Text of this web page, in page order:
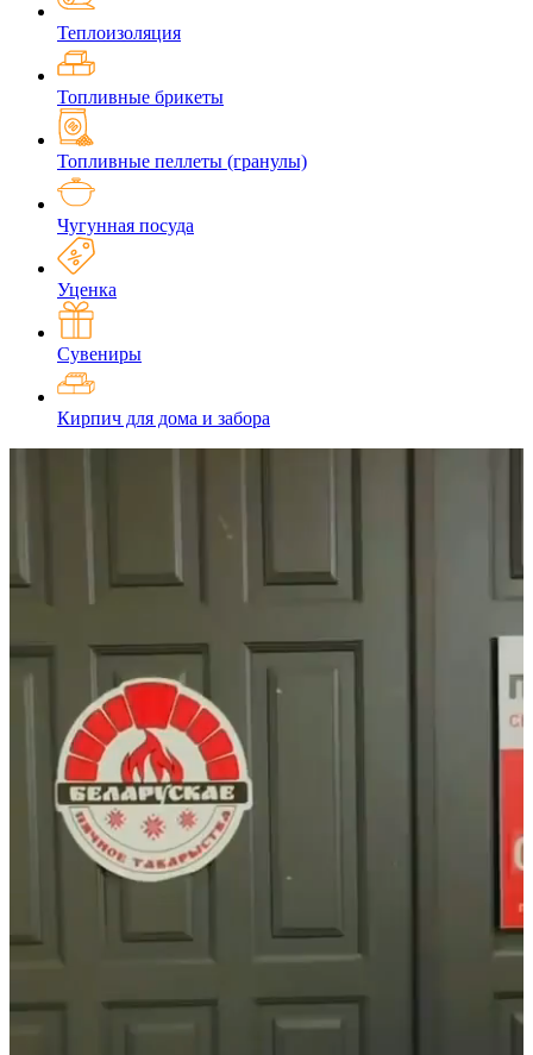
Теплоизоляция
Топливные брикеты
Топливные пеллеты (гранулы)
Чугунная посуда
Уценка
Сувениры
Кирпич для дома и забора